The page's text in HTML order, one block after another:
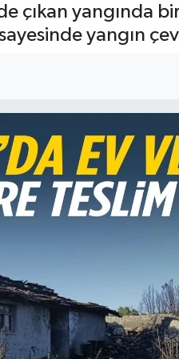
çıkan yangında
yangın